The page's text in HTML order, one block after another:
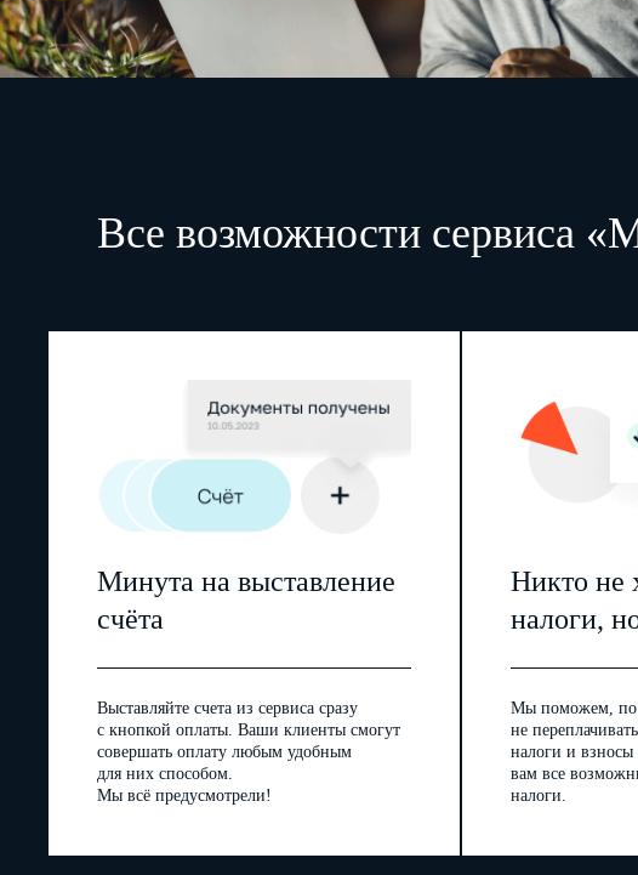
Все возможности сервиса
Минута на выставление
счёта
Выставляйте счета из сервиса сразу
с кнопкой оплаты. Ваши клиенты смогут
совершать оплату любым удобным
для них способом.
Мы всё предусмотрели!
Никто не
налоги,
Мы поможем, по
не
налоги и
вам все
налоги.